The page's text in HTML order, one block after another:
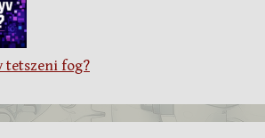
tetszeni fog?